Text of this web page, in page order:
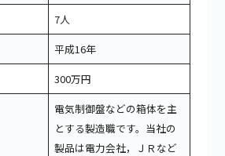
7人
平成16年
300万円
電気制御盤などの箱体を主
とする製造職です。当社の
製品は電力会社，ＪＲなど